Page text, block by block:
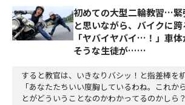
初めての大型二輪教習…緊
と思いながら、バイクに
「ヤバイヤバイ…！」車
そうな生徒が……
すると教官は、いきなりバシッ！と指差棒を
「あなたたちいい度胸しているわね。これか
とがどういうことなのかわかってるのかし